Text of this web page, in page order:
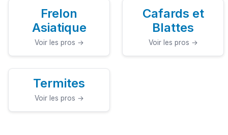
Frelon
Asiatique
Voir les pros →
Cafards et
Blattes
Voir les pros →
Termites
Voir les pros →